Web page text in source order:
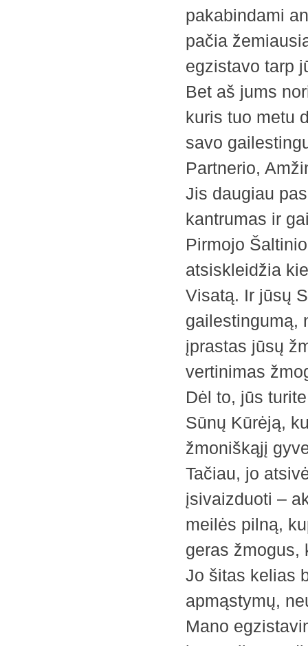
pakabindami
pačia
egzistavo tarp
Bet aš jums
kuris tuo metu
savo
Partnerio,
Jis daugiau
kantrumas ir
Pirmojo
atsiskleidžia
Visatą. Ir jūsų
gailestingumą,
įprastas jūsų
vertinimas
Dėl to, jūs
Sūnų Kūrėją,
žmoniškąjį
Tačiau, jo
įsivaizduoti –
meilės pilną,
geras žmogus,
Jo šitas kelias
apmąstymų,
Mano